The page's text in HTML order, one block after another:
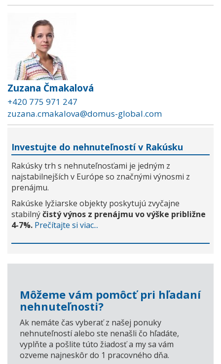
Zuzana Čmakalová
+420 775 971 247
zuzana.cmakalova@domus-global.com
Investujte do nehnuteľností v Rakúsku
Rakúsky trh s nehnuteľnosťami je jedným z
najstabilnejších v Európe so značnými výnosmi z
prenájmu.
Rakúske lyžiarske objekty poskytujú zvyčajne
stabilnýčistý výnos z prenájmu vo výške približne
4-7%. Prečítajte si viac...
Môžeme vám pomôcť pri hľadaní
nehnuteľnosti?
Ak nemáte čas vyberať z našej ponuky
nehnuteľností alebo ste nenašli čo hľadáte,
vyplňte a pošlite túto žiadosť a my sa vám
ozveme najneskôr do 1 pracovného dňa.